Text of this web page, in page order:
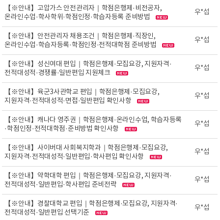
【※안내】고압가스 안전관리자｜학점은행제·비전공자,
온라인수업·학사학위·학점인정·학습자등록 준비방법
우*섭
【※안내】안전관리자 채용조건｜학점은행제·직장인,
온라인수업·학습자등록·학점인정·전적대학점 준비방법
우*섭
【※안내】성신여대 편입｜학점은행제·모집요강, 지원자격·
전적대성적·경쟁률·일반편입 지원체크
우*섭
【※안내】육군3사관학교 편입｜학점은행제·모집요강,
지원자격·전적대성적·면접·일반편입 확인사항
우*섭
【※안내】캐나다 영주권｜학점은행제·온라인수업, 학습자등록
·학점인정·전적대학점·준비방법 확인사항
우*섭
【※안내】사이버대 사회복지학과｜학점은행제·모집요강,
지원자격·전적대성적·일반편입·학사편입 확인사항
우*섭
【※안내】약학대학 편입｜학점은행제·모집요강, 지원자격·
전적대성적·일반편입·학사편입 준비전략
우*섭
【※안내】경찰대학교 편입｜학점은행제·모집요강, 지원자격·
전적대성적·일반편입 선택기준
우*섭